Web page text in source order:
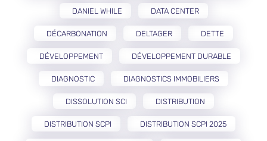
DANIEL WHILE DATA CENTER
DÉCARBONATION DELTAGER DETTE
DÉVELOPPEMENT DÉVELOPPEMENT DURABLE
DIAGNOSTIC DIAGNOSTICS IMMOBILIERS
DISSOLUTION SCI DISTRIBUTION
DISTRIBUTION SCPI DISTRIBUTION SCPI 2025